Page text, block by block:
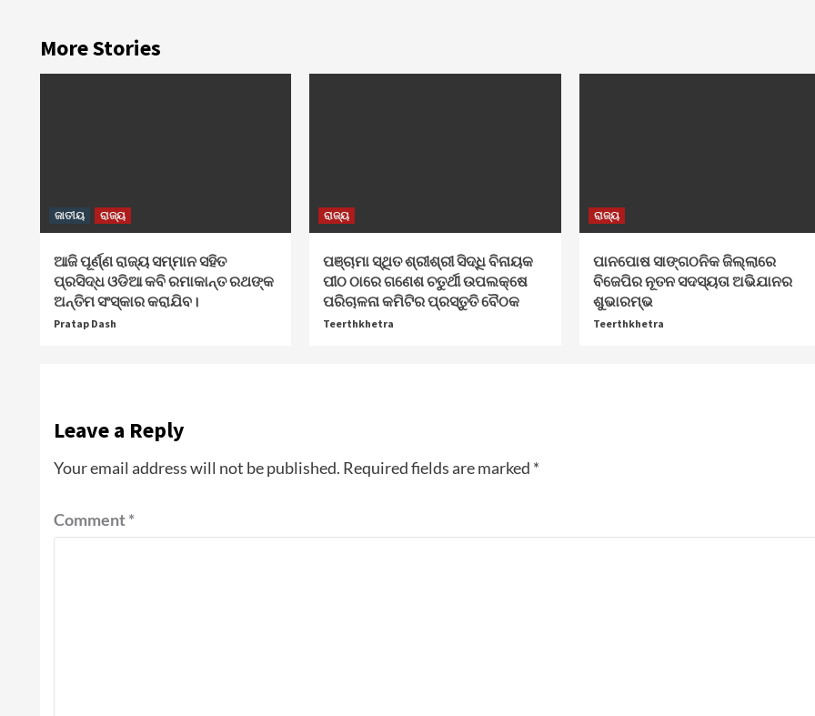
More Stories
ଜାତୀୟ ରାଜ୍ୟ
ଆଜି ପୂର୍ଣ୍ଣ ରାଜ୍ୟ ସମ୍ମାନ ସହିତ
ପ୍ରସିଦ୍ଧ ଓଡିଆ କବି ରମାକାନ୍ତ ରଥଙ୍କ
ଅନ୍ତିମ ସଂସ୍କାର କରାଯିବ।
Pratap Dash
ରାଜ୍ୟ
ପଞ୍ଚାମା ସ୍ଥିତ ଶ୍ରୀଶ୍ରୀ ସିଦ୍ଧି ବିନାୟକ
ପୀଠ ଠାରେ ଗଣେଶ ଚତୁର୍ଥୀ ଉପଲକ୍ଷେ
ପରିଚାଳନା କମିଟିର ପ୍ରସ୍ତୁତି ବୈଠକ
Teerthkhetra
ରାଜ୍ୟ
ପାନପୋଷ ସାଙ୍ଗଠନିକ ଜିଲ୍ଲାରେ
ବିଜେପିର ନୂତନ ସଦସ୍ୟତା ଅଭିଯାନର
ଶୁଭାରମ୍ଭ
Teerthkhetra
Leave a Reply
Your email address will not be published. Required fields are marked *
Comment*